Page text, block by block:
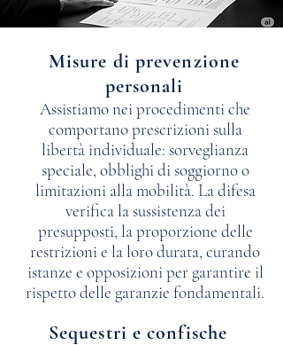
Misure di prevenzione
personali
Assistiamo nei procedimenti che
comportano prescrizioni sulla
libertà individuale: sorveglianza
speciale, obblighi di soggiorno o
limitazioni alla mobilità. La difesa
verifica la sussistenza dei
presupposti, la proporzione delle
restrizioni e la loro durata, curando
istanze e opposizioni per garantire il
rispetto delle garanzie fondamentali.
Sequestri e confische